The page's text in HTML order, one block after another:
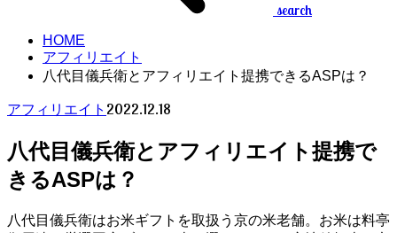
search
HOME
アフィリエイト
八代目儀兵衛とアフィリエイト提携できるASPは？
アフィリエイト 2022.12.18
八代目儀兵衛とアフィリエイト提携で
きるASPは？
八代目儀兵衛はお米ギフトを取扱う京の米老舗。お米は料亭